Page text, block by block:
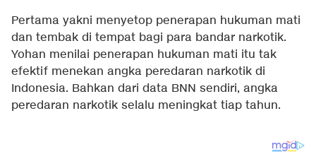
Pertama yakni menyetop penerapan hukuman mati
dan tembak di tempat bagi para bandar narkotik.
Yohan menilai penerapan hukuman mati itu tak
efektif menekan angka peredaran narkotik di
Indonesia. Bahkan dari data BNN sendiri, angka
peredaran narkotik selalu meningkat tiap tahun.